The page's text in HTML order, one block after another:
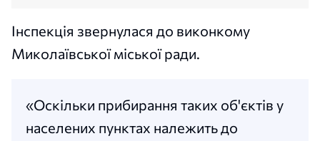
Інспекція звернулася до виконкому
Миколаївської міської ради.
«Оскільки прибирання таких об'єктів у
населених пунктах належить до